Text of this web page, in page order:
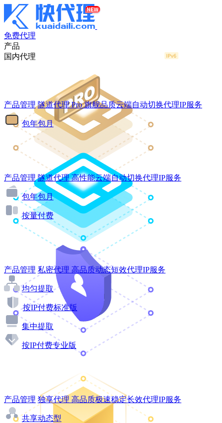
免费代理
产品
国内代理
产品管理 隧道代理Pro 旗舰品质云端自动切换代理IP服务
包年包月
产品管理 隧道代理 高性能云端自动切换代理IP服务
包年包月
按量付费
产品管理 私密代理 高品质动态短效代理IP服务
均匀提取
按IP付费标准版
集中提取
按IP付费专业版
产品管理 独享代理 高品质极速稳定长效代理IP服务
共享动态型